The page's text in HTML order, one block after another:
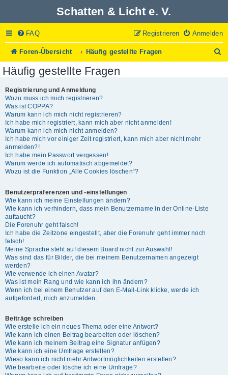
Schatten & Licht e. V.
FAQ Anmelden
Registrieren
Foren-Übersicht Häufig gestellte Fragen
u
Häufig gestellte Fragen
Registrierung und Anmeldung
Wozu muss ich mich registrieren?
Was ist COPPA?
Warum kann ich mich nicht registrieren?
Ich habe mich registriert, kann mich aber nicht anmelden!
Warum kann ich mich nicht anmelden?
Ich habe mich vor einiger Zeit registriert, kann mich aber nicht mehr
anmelden?!
Ich habe mein Passwort vergessen!
Warum werde ich automatisch abgemeldet?
Wozu ist die Funktion „Alle Cookies löschen“?
Benutzerpräferenzen und -einstellungen
Wie kann ich meine Einstellungen ändern?
Wie kann ich verhindern, dass mein Benutzername in der Online-Liste
auftaucht?
Die Forenuhr geht falsch!
Ich habe die Zeitzone eingestellt, aber die Forenuhr geht immer noch
falsch!
Meine Sprache steht auf diesem Board nicht zur Auswahl!
Was sind das für Bilder, die bei meinem Benutzernamen angezeigt
werden?
Wie verwende ich einen Avatar?
Was ist mein Rang und wie kann ich ihn ändern?
Wenn ich bei einem Benutzer auf den E-Mail-Link klicke, werde ich
aufgefordert, mich anzumelden.
Beiträge schreiben
Wie erstelle ich ein neues Thema oder eine Antwort?
Wie kann ich einen Beitrag bearbeiten oder löschen?
Wie kann ich meinem Beitrag eine Signatur anfügen?
Wie kann ich eine Umfrage erstellen?
Wieso kann ich nicht mehr Antwortmöglichkeiten erstellen?
Wie bearbeite oder lösche ich eine Umfrage?